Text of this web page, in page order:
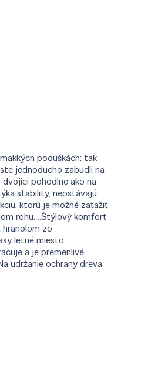
poduškách: tak
jednoducho zabudli na
pohodlne ako na
stability, neostávajú
ktorú je možné zaťažiť
rohu. „Štýlový komfort
zo
letné miesto
a je premenlivé
udržanie ochrany dreva